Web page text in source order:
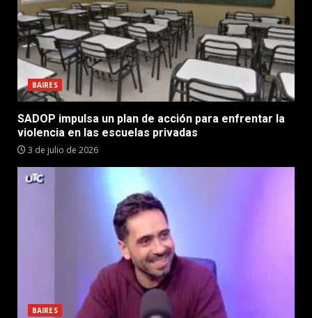
BAIRES
SADOP impulsa un plan de acción para enfrentar la
violencia en las escuelas privadas
3 de julio de 2026
BAIRES